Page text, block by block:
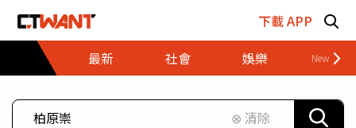
下載 APP
最新
社會 娛樂 財經
⊗ 清除